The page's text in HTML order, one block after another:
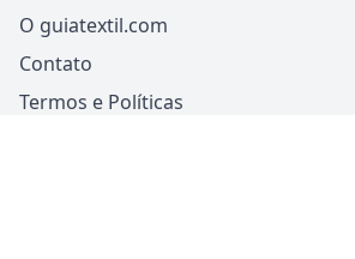
O guiatextil.com
Contato
Termos e Políticas